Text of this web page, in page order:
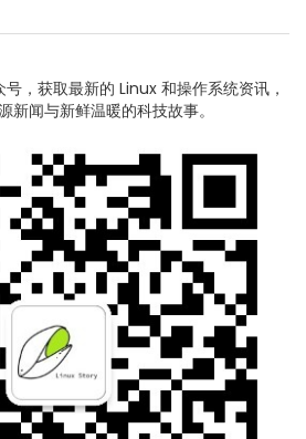
，获取最新的 Linux 和操作系统资讯，
新闻与新鲜温暖的科技故事。